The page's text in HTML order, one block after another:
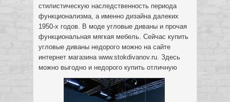
стилистическую наследственность периода
функционализма, а именно дизайна далеких
1950-х годов. В моде угловые диваны и прочая
функциональная мягкая мебель. Сейчас купить
угловые диваны недорого можно на сайте
интернет магазина www.stokdivanov.ru. Здесь
можно выгодно и недорого купить отличную